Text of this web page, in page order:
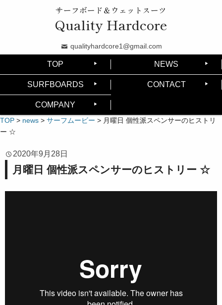
サーフボード＆ウェットスーツ
Quality Hardcore
qualityhardcore1@gmail.com
TOP NEWS
SURFBOARDS CONTACT
COMPANY
TOP > news > サーフムービー > 月曜日 個性派スペンサーのヒストリ
ー ☆
2020年9月28日
月曜日 個性派スペンサーのヒストリー ☆